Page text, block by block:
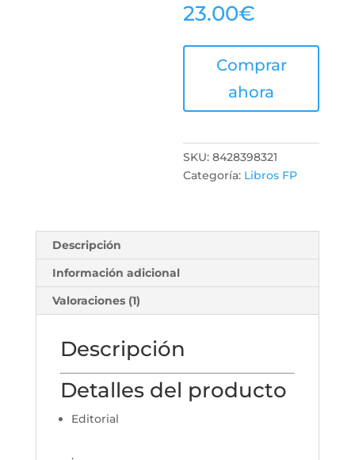
23.00€
Comprar
ahora
SKU:8428398321
Categoría: Libros FP
Descripción
Información adicional
Valoraciones (1)
Descripción
Detalles del producto
Editorial